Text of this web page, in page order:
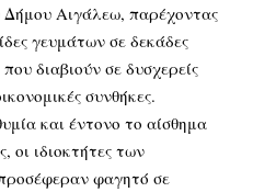
Δήμου Αιγάλεω, παρέχοντας
γευμάτων σε δεκάδες
διαβιούν σε δυσχερείς
συνθήκες.
και έντονο το αίσθημα
οι ιδιοκτήτες των
φαγητό σε